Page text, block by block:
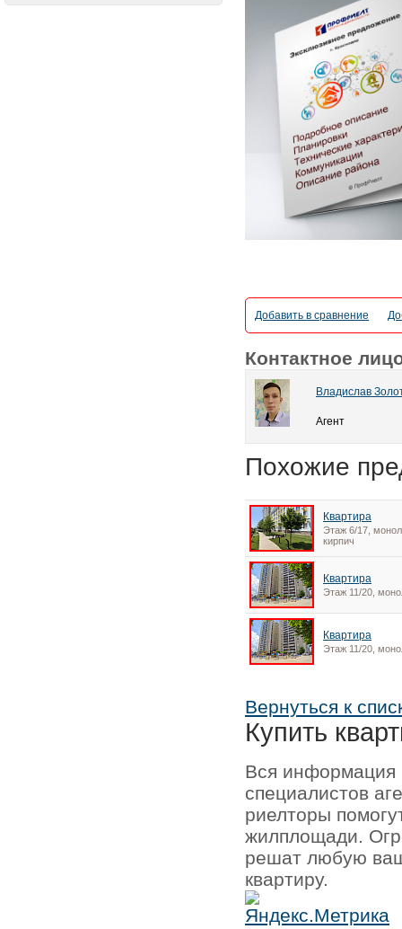
Добавить в сравнение
Контактное
Владислав
Агент
Похожие
Квартира
Этаж 6/17,
кирпич
Квартира
Этаж 11/20,
Квартира
Этаж 11/20,
Вернуться к
Купить
Вся информация
специалистов
риелторы
жилплощади.
решат любую
квартиру.